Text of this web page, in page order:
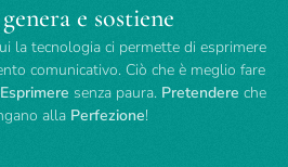
e sostiene
la tecnologia ci permette di esprimere
comunicativo. Ciò che è meglio fare
Esprimere senza paura. Pretendere che
alla Perfezione!